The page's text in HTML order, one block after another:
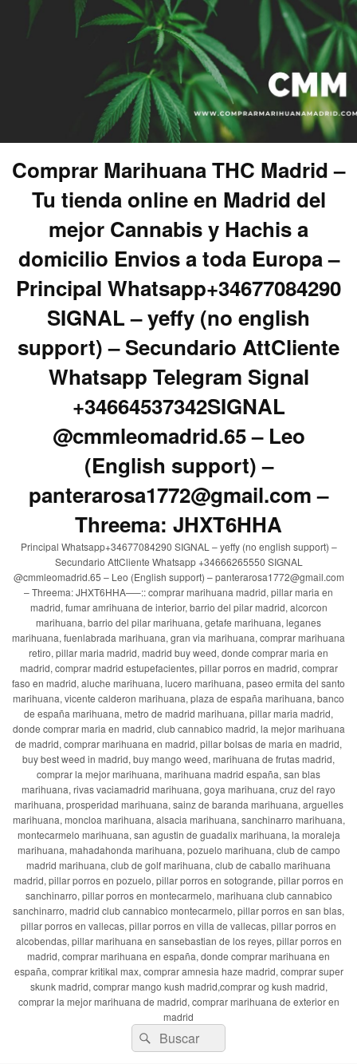
Comprar Marihuana THC Madrid –
Tu tienda online en Madrid del
mejor Cannabis y Hachis a
domicilio Envios a toda Europa –
Principal Whatsapp+34677084290
SIGNAL – yeffy (no english
support) – Secundario AttCliente
Whatsapp Telegram Signal
+34664537342SIGNAL
@cmmleomadrid.65 – Leo
(English support) –
panterarosa1772@gmail.com –
Threema: JHXT6HHA
Principal Whatsapp+34677084290 SIGNAL – yeffy (no english support) –
Secundario AttCliente Whatsapp +34666265550 SIGNAL
@cmmleomadrid.65 – Leo (English support) – panterarosa1772@gmail.com
– Threema: JHXT6HHA—–:: comprar marihuana madrid, pillar maria en
madrid, fumar amrihuana de interior, barrio del pilar madrid, alcorcon
marihuana, barrio del pilar marihuana, getafe marihuana, leganes
marihuana, fuenlabrada marihuana, gran via marihuana, comprar marihuana
retiro, pillar maria madrid, madrid buy weed, donde comprar maria en
madrid, comprar madrid estupefacientes, pillar porros en madrid, comprar
faso en madrid, aluche marihuana, lucero marihuana, paseo ermita del santo
marihuana, vicente calderon marihuana, plaza de españa marihuana, banco
de españa marihuana, metro de madrid marihuana, pillar maria madrid,
donde comprar maria en madrid, club cannabico madrid, la mejor marihuana
de madrid, comprar marihuana en madrid, pillar bolsas de maria en madrid,
buy best weed in madrid, buy mango weed, marihuana de frutas madrid,
comprar la mejor marihuana, marihuana madrid españa, san blas
marihuana, rivas vaciamadrid marihuana, goya marihuana, cruz del rayo
marihuana, prosperidad marihuana, sainz de baranda marihuana, arguelles
marihuana, moncloa marihuana, alsacia marihuana, sanchinarro marihuana,
montecarmelo marihuana, san agustin de guadalix marihuana, la moraleja
marihuana, mahadahonda marihuana, pozuelo marihuana, club de campo
madrid marihuana, club de golf marihuana, club de caballo marihuana
madrid, pillar porros en pozuelo, pillar porros en sotogrande, pillar porros en
sanchinarro, pillar porros en montecarmelo, marihuana club cannabico
sanchinarro, madrid club cannabico montecarmelo, pillar porros en san blas,
pillar porros en vallecas, pillar porros en villa de vallecas, pillar porros en
alcobendas, pillar marihuana en sansebastian de los reyes, pillar porros en
madrid, comprar marihuana en españa, donde comprar marihuana en
españa, comprar kritikal max, comprar amnesia haze madrid, comprar super
skunk madrid, comprar mango kush madrid,comprar og kush madrid,
comprar la mejor marihuana de madrid, comprar marihuana de exterior en
madrid
Buscar
por:
Buscar